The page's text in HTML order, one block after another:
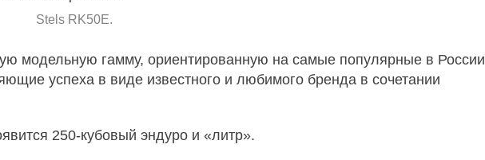
Stels RK50E.
модельную гамму, ориентированную на самые популярные в России
успеха в виде известного и любимого бренда в сочетании
250-кубовый эндуро и «литр».